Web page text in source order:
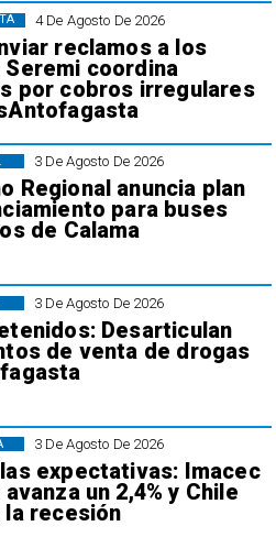
4 De Agosto De 2026
reclamos a los
Seremi coordina
por cobros irregulares
3 De Agosto De 2026
Regional anuncia plan
para buses
de Calama
3 De Agosto De 2026
Desarticulan
de venta de drogas
3 De Agosto De 2026
expectativas: Imacec
un 2,4% y Chile
la recesión